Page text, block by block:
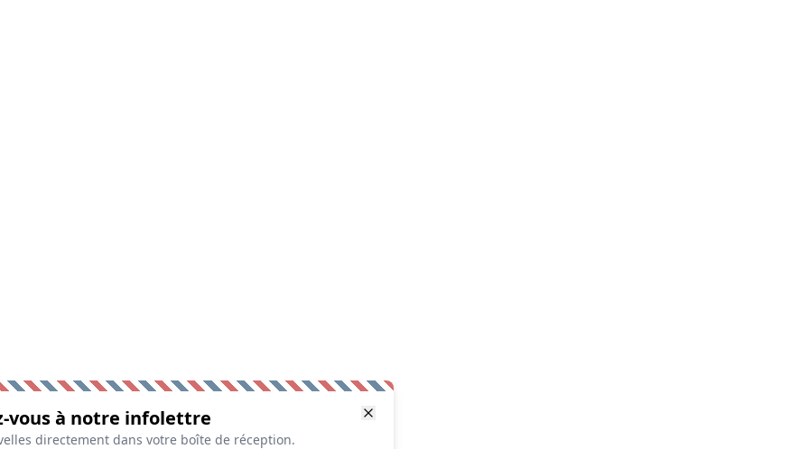
vous à notre infolettre
directement dans votre boîte de réception.